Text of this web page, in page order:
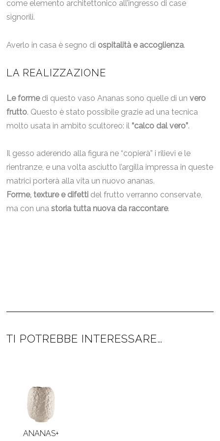
come elemento architettonico all’ingresso di case
signorili.
Averlo in casa è segno di ospitalità e accoglienza.
LA REALIZZAZIONE
Le formedi questo vaso Ananas sono quelle di unvero
frutto. Questo è stato possibile grazie ad una tecnica
molto usata in ambito scultoreo: il “calco dal vero”.
Il gesso aderendo alla figura ne “copierà” i rilievi e le
rientranze, e una volta asciutto l’argilla impressa in queste
matrici porterà alla vita un nuovo ananas.
Forme, texture e difetti del frutto verranno conservate,
ma con unastoria tutta nuova da raccontare.
TI POTREBBE INTERESSARE…
ANANAS+